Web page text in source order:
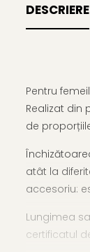
DESCRIERE
Pentru
Realizat din
de
atât la
accesoriu:
Lungimea
certificatul